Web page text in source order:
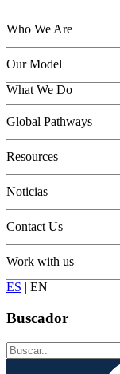
Who We Are
Our Model
What We Do
Youth
Adults
Seniors
Conservation
Global Pathways
Resources
Noticias
Contact Us
Work with us
ES | EN
Buscador